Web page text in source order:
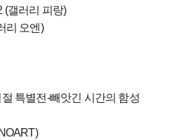
(갤러리 피랑)
리 오엔)
특별전-빼앗긴 시간의 함성